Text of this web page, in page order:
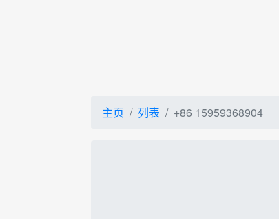
主页 列表 +86 15959368904